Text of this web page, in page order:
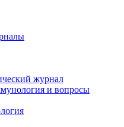
журнал
и вопросы